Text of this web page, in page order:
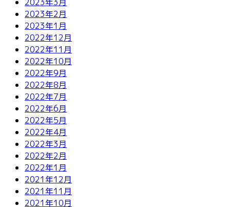
2023年2月
2023年1月
2022年12月
2022年11月
2022年10月
2022年9月
2022年8月
2022年7月
2022年6月
2022年5月
2022年4月
2022年3月
2022年2月
2022年1月
2021年12月
2021年11月
2021年10月